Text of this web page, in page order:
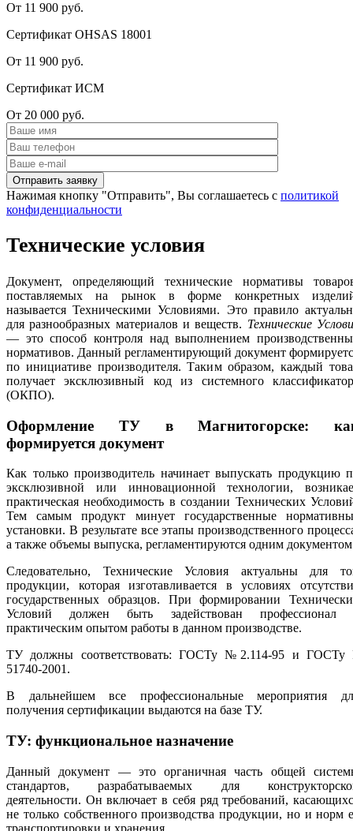
От 11 900 руб.
Сертификат OHSAS 18001
От 11 900 руб.
Сертификат ИСМ
От 20 000 руб.
Нажимая кнопку "Отправить", Вы соглашаетесь с политикой
конфиденциальности
Технические условия
Документ, определяющий технические нормативы
поставляемых на рынок в форме конкретных
называется Техническими Условиями. Это правило
для разнообразных материалов и веществ. Технические
— это способ контроля над выполнением
нормативов. Данный регламентирующий документ
по инициативе производителя. Таким образом, каждый
получает эксклюзивный код из системного
(ОКПО).
Оформление ТУ в Магнитогорске:
формируется документ
Как только производитель начинает выпускать продукцию
эксклюзивной или инновационной технологии,
практическая необходимость в создании Технических
Тем самым продукт минует государственные
установки. В результате все этапы производственного
а также объемы выпуска, регламентируются одним
Следовательно, Технические Условия актуальны для
продукции, которая изготавливается в условиях
государственных образцов. При формировании
Условий должен быть задействован профессионал
практическим опытом работы в данном производстве.
ТУ должны соответствовать: ГОСТу №2.114-95 и ГОСТу
51740-2001.
В дальнейшем все профессиональные мероприятия
получения сертификации выдаются на базе ТУ.
ТУ: функциональное назначение
Данный документ — это органичная часть общей
стандартов, разрабатываемых для
деятельности. Он включает в себя ряд требований,
не только собственного производства продукции, но и норм
транспортировки и хранения.